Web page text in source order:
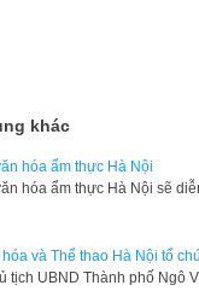
khác
hóa ẩm thực Hà Nội
hóa ẩm thực Hà Nội sẽ
và Thể thao Hà Nội tổ
tịch UBND Thành phố